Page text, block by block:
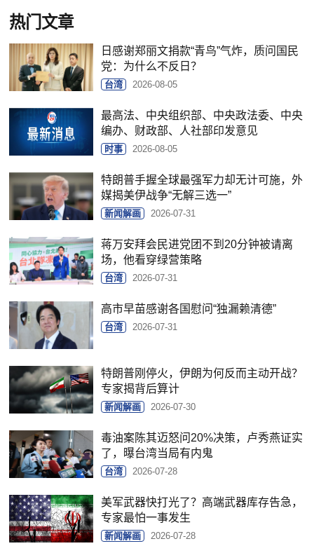
热门文章
日感谢郑丽文捐款“青鸟”气炸，质问国民
党：为什么不反日？
台湾 2026-08-05
最高法、中央组织部、中央政法委、中央
编办、财政部、人社部印发意见
时事 2026-08-05
特朗普手握全球最强军力却无计可施，外
媒揭美伊战争“无解三选一”
新闻解画 2026-07-31
蒋万安拜会民进党团不到20分钟被请离
场，他看穿绿营策略
台湾 2026-07-31
高市早苗感谢各国慰问“独漏赖清德”
台湾 2026-07-31
特朗普刚停火，伊朗为何反而主动开战？
专家揭背后算计
新闻解画 2026-07-30
毒油案陈其迈怒问20%决策，卢秀燕证实
了，曝台湾当局有内鬼
台湾 2026-07-28
美军武器快打光了？高端武器库存告急，
专家最怕一事发生
新闻解画 2026-07-28